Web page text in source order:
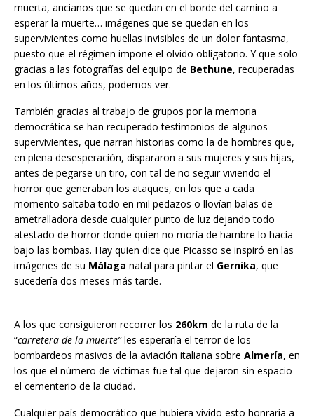
muerta, ancianos que se quedan en el borde del camino a
esperar la muerte… imágenes que se quedan en los
supervivientes como huellas invisibles de un dolor fantasma,
puesto que el régimen impone el olvido obligatorio. Y que solo
gracias a las fotografías del equipo de Bethune, recuperadas
en los últimos años, podemos ver.
También gracias al trabajo de grupos por la memoria
democrática se han recuperado testimonios de algunos
supervivientes, que narran historias como la de hombres que,
en plena desesperación, dispararon a sus mujeres y sus hijas,
antes de pegarse un tiro, con tal de no seguir viviendo el
horror que generaban los ataques, en los que a cada
momento saltaba todo en mil pedazos o llovían balas de
ametralladora desde cualquier punto de luz dejando todo
atestado de horror donde quien no moría de hambre lo hacía
bajo las bombas. Hay quien dice que Picasso se inspiró en las
imágenes de su Málaga natal para pintar el Gernika, que
sucedería dos meses más tarde.
A los que consiguieron recorrer los 260km de la ruta de la
“carretera de la muerte”les esperaría el terror de los
bombardeos masivos de la aviación italiana sobre Almería, en
los que el número de víctimas fue tal que dejaron sin espacio
el cementerio de la ciudad.
Cualquier país democrático que hubiera vivido esto honraría a